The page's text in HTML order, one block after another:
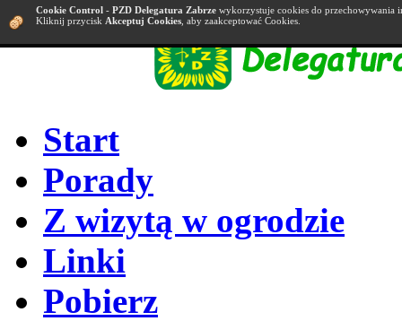
Start
Porady
Z wizytą w ogrodzie
Linki
Pobierz
Cookie Control - PZD Delegatura Zabrze wykorzystuje cookies do przechowywania
Kliknij przycisk Akceptuj Cookies , aby zaakceptować Cookies.